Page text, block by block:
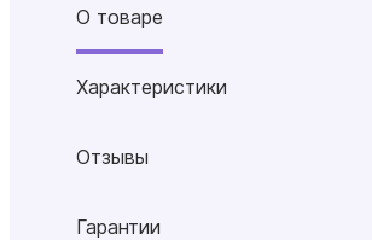
О товаре
Характеристики
Отзывы
Гарантии